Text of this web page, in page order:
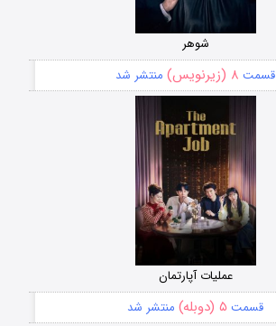
شوهر
قسمت ۸ (زیرنویس) منتشر شد
عملیات آپارتمان
قسمت ۵ (دوبله) منتشر شد